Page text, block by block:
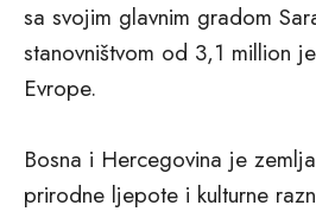
sa svojim glavnim gradom
stanovništvom od 3,1 million
Evrope.
Bosna i Hercegovina je
prirodne ljepote i kulturne